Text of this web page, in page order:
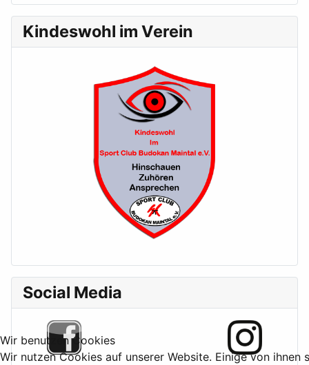
Kindeswohl im Verein
Social Media
Wir benutzen Cookies
Wir nutzen Cookies auf unserer Website. Einige von ihnen